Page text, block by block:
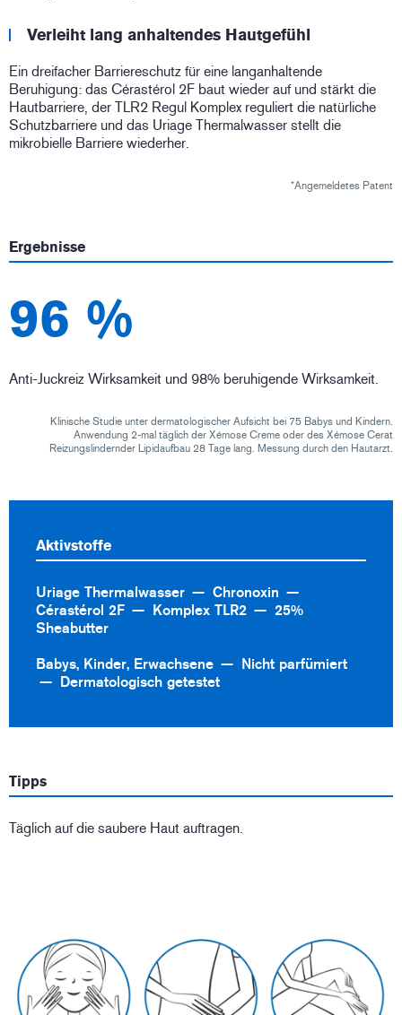
Verleiht lang anhaltendes Hautgefühl
Ein dreifacher Barriereschutz für eine langanhaltende
Beruhigung: das Cérastérol 2F baut wieder auf und stärkt die
Hautbarriere, der TLR2 Regul Komplex reguliert die natürliche
Schutzbarriere und das Uriage Thermalwasser stellt die
mikrobielle Barriere wiederher.
*Angemeldetes Patent
Ergebnisse
96 %
Anti-Juckreiz Wirksamkeit und 98% beruhigende Wirksamkeit.
Klinische Studie unter dermatologischer Aufsicht bei 75 Babys und Kindern.
Anwendung 2-mal täglich der Xémose Creme oder des Xémose Cerat
Reizungslindernder Lipidaufbau 28 Tage lang. Messung durch den Hautarzt.
Aktivstoffe
Uriage Thermalwasser
Chronoxin
Cérastérol 2F
Komplex TLR2
25%
Sheabutter
Babys, Kinder, Erwachsene
Nicht parfümiert
Dermatologisch getestet
Tipps
Täglich auf die saubere Haut auftragen.